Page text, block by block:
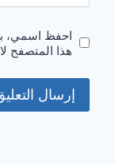
احفظ اسمي،
هذا المتصفح